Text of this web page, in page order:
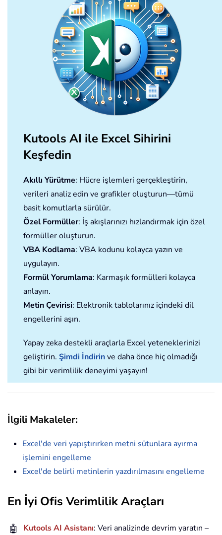
Kutools AI ile Excel Sihirini
Keşfedin
Akıllı Yürütme: Hücre işlemleri gerçekleştirin,
verileri analiz edin ve grafikler oluşturun—tümü
basit komutlarla sürülür.
Özel Formüller: İş akışlarınızı hızlandırmak için özel
formüller oluşturun.
VBA Kodlama: VBA kodunu kolayca yazın ve
uygulayın.
Formül Yorumlama: Karmaşık formülleri kolayca
anlayın.
Metin Çevirisi: Elektronik tablolarınız içindeki dil
engellerini aşın.
Yapay zeka destekli araçlarla Excel yeteneklerinizi
geliştirin. Şimdi İndirinve daha önce hiç olmadığı
gibi bir verimlilik deneyimi yaşayın!
İlgili Makaleler:
Excel'de veri yapıştırırken metni sütunlara ayırma
işlemini engelleme
Excel'de belirli metinlerin yazdırılmasını engelleme
En İyi Ofis Verimlilik Araçları
🤖 Kutools AI Asistanı: Veri analizinde devrim yaratın –